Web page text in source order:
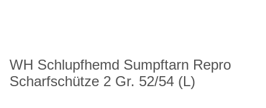
WH Schlupfhemd Sumpftarn Repro
Scharfschütze 2 Gr. 52/54 (L)